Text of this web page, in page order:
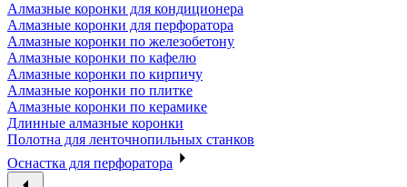
Алмазные коронки для кондиционера
Алмазные коронки для перфоратора
Алмазные коронки по железобетону
Алмазные коронки по кафелю
Алмазные коронки по кирпичу
Алмазные коронки по плитке
Алмазные коронки по керамике
Длинные алмазные коронки
Полотна для ленточнопильных станков
Оснастка для перфоратора